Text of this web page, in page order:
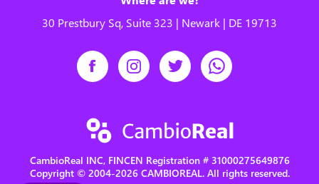
30 Prestbury Sq, Suite 323 | Newark | DE 19713
CambioReal INC, FINCEN Registration # 31000275649876
Copyright © 2004-2026 CAMBIOREAL. All rights reserved.